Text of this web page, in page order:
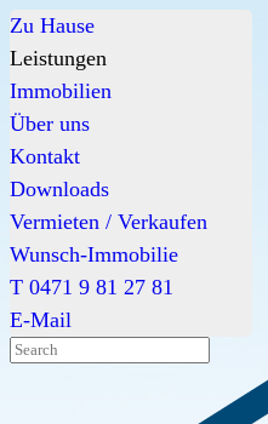
Zu Hause
Leistungen
Immobilien
Über uns
Kontakt
Downloads
Vermieten / Verkaufen
Wunsch-Immobilie
T 0471 9 81 27 81
E-Mail